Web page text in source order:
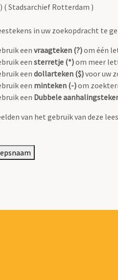
( Stadsarchief Rotterdam )
in uw zoekopdracht te
eenvraagteken (?)om één
eensterretje (*)om meer
eendollarteken ($)voor uw
een minteken (-)om
een Dubbele
van het gebruik van deze